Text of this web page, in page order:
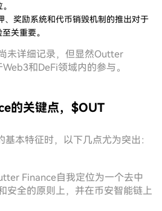
、奖励系统和代币销毁机制的推出对于
关重要。
未详细记录，但显然Outter
和DeFi领域内的参与。
的关键点，$OUT
本特征时，以下几点尤为突出：
Finance自我定位为一个去中
安全的原则上，并在币安智能链上